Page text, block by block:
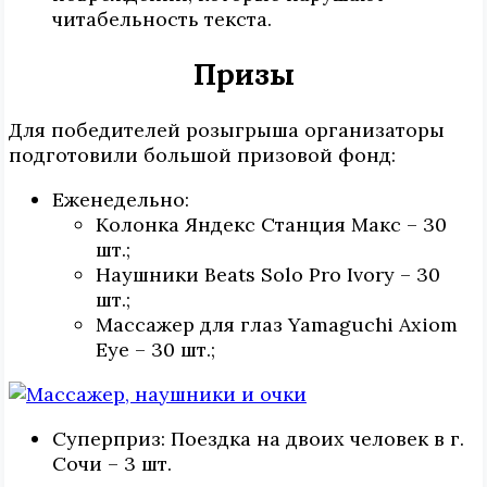
читабельность текста.
Призы
Для победителей розыгрыша организаторы
подготовили большой призовой фонд:
Еженедельно:
Колонка Яндекс Станция Макс – 30
шт.;
Наушники Beats Solo Pro Ivory – 30
шт.;
Массажер для глаз Yamaguchi Axiom
Eye – 30 шт.;
Суперприз: Поездка на двоих человек в г.
Сочи – 3 шт.